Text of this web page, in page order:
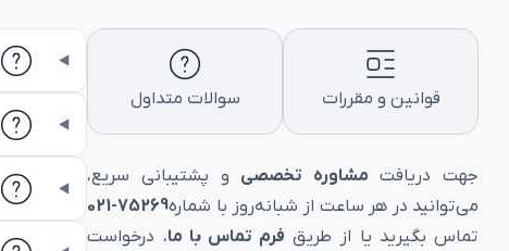
قوانین و مقررات سوالات متداول
جهت دریافت مشاوره تخصصی و پشتیبانی سریع،
می‌توانید در هر ساعت از شبانه‌روز با شماره75269-021
تماس بگیرید یا از طریق فرم تماس با ما، درخواست